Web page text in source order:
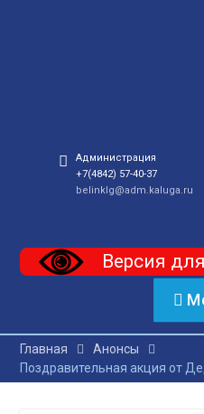
Администрация
+7(4842) 57-40-37
belinklg@adm.kaluga.ru
Версия
Главная
Анонсы
Поздравительная акция от